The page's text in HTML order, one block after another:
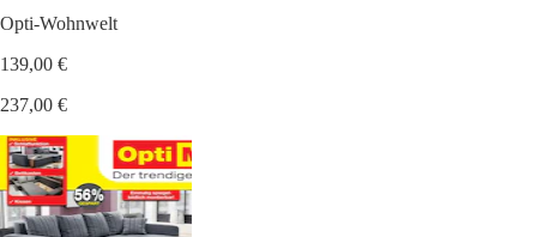
Opti-Wohnwelt
139,00 €
237,00 €